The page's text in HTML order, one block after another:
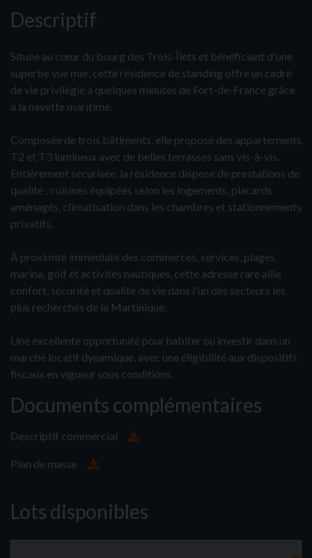
Descriptif
Située au cœur du bourg des Trois-Îlets et bénéficiant d'une
superbe vue mer, cette résidence de standing offre un cadre
de vie privilégié à quelques minutes de Fort-de-France grâce
à la navette maritime.
Composée de trois bâtiments, elle propose des appartements
T2 et T3 lumineux avec de belles terrasses sans vis-à-vis.
Entièrement sécurisée, la résidence dispose de prestations de
qualité : cuisines équipées selon les logements, placards
aménagés, climatisation dans les chambres et stationnements
privatifs.
À proximité immédiate des commerces, services, plages,
marina, golf et activités nautiques, cette adresse rare allie
confort, sécurité et qualité de vie dans l'un des secteurs les
plus recherchés de la Martinique.
Une excellente opportunité pour habiter ou investir dans un
marché locatif dynamique, avec une éligibilité aux dispositifs
fiscaux en vigueur sous conditions.
Documents complémentaires
Descriptif commercial
Plan de masse
Lots disponibles